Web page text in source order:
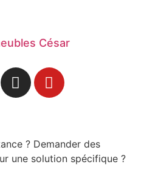
César
? Demander des
une solution spécifique ?